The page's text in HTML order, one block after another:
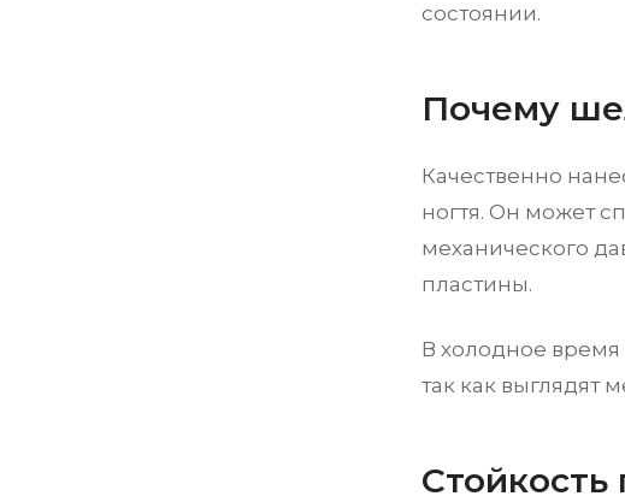
состоянии.
Почему
Качественно
ногтя. Он может
механического
пластины.
В холодное время
так как выглядят